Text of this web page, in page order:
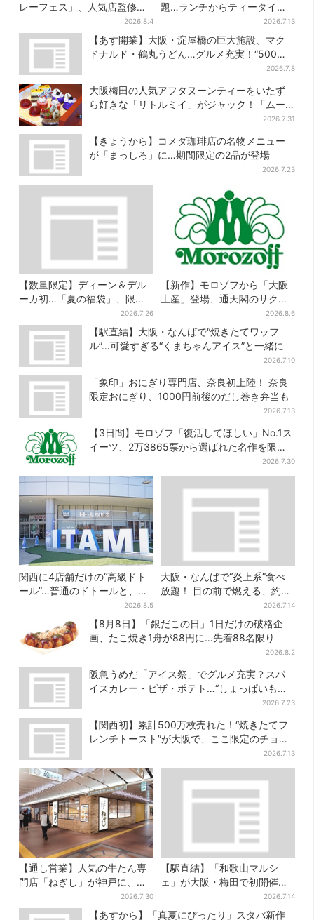
レーフェス」、人気店監修メ
ニューなど全15品！お得な割
引キャンペーンは2週間だけ
2026.8.4
題…ランチからティータイム
までノンストップで約60種を
満喫
2026.7.13
【あす開業】大阪・淀屋橋の巨大施設、マク
ドナルド・鶴丸うどん…グルメ充実！“500円
2026.7.8
大阪梅田の人気アフタヌーンティーをいたず
ら好きな「リトルミイ」がジャック！「ムー
2026.7.31
【きょうから】コメダ珈琲店の名物メニュー
が「まっしろ」に…期間限定の2品が登場
2026.7.23
【数量限定】ディーン＆デル
ーカ初…「夏の福袋」、限定
トートバッグなど！8種のアイ
テムが勢ぞろい
2026.7.26
【新作】モロゾフから「大阪
土産」登場、通天閣のサクサ
クスイーツ 6カ所で順次発売
2026.8.6
【駅直結】大阪・なんばで“焼きたてワッフ
ル”…可愛すぎる“くまちゃんアイス”と一緒に
2026.7.10
「象印」おにぎり専門店、奈良初上陸！ 奈良
限定おにぎり、1000円前後のだし巻き弁当も
2026.7.13
【3日間】モロゾフ「復活してほしい」No.1ス
イーツ、2万3865票から選ばれた名作を限定
2026.7.30
関西に4店舗だけの“高級ドト
ール”…普通のドトールと、何
が違う？コーヒーは約2倍の
2026.8.5
大阪・なんばで“炎上系”食べ
放題！ 目の前で燃える、約40
種類のランチビュッフェ2026.7.14
【8月8日】「銀だこの日」1日だけの破格企
画、たこ焼き1舟が88円に…先着88名限り
2026.8.2
阪急うめだ「アイス祭」でグルメ充実？スパ
イスカレー・ピザ・ポテト…“しょっぱいもの
2026.7.23
【関西初】累計500万枚売れた！“焼きたてフ
レンチトースト”が大阪で、ここ限定のチョコ
2026.7.13
【通し営業】人気の牛たん専
門店「ねぎし」が神戸に、
「想像しただけでお腹空
く…」SNSで喜びの声
2026.7.30
【駅直結】「和歌山マルシ
ェ」が大阪・梅田で初開催！
桃・シャインマスカット・巨
峰がずらり
2026.7.14
【あすから】「真夏にぴったり」スタバ新作